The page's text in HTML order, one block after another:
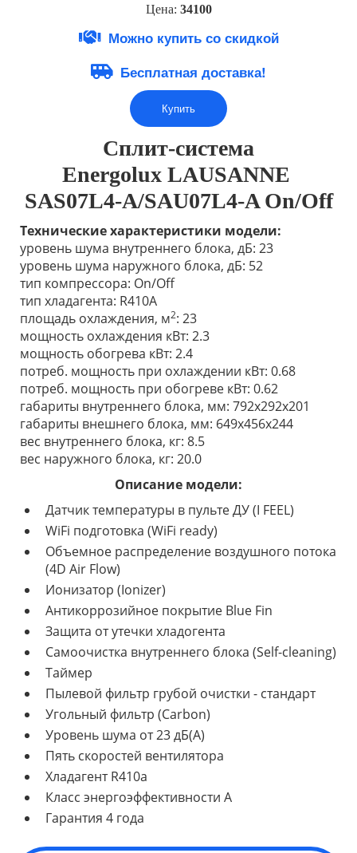
Цена: 34100
Можно купить со скидкой
Бесплатная доставка!
Купить
Сплит-система
Energolux LAUSANNE
SAS07L4-A/SAU07L4-A On/Off
Технические характеристики модели:
уровень шума внутреннего блока, дБ: 23
уровень шума наружного блока, дБ: 52
тип компрессора: On/Off
тип хладагента: R410A
площадь охлаждения, м2: 23
мощность охлаждения кВт: 2.3
мощность обогрева кВт: 2.4
потреб. мощность при охлаждении кВт: 0.68
потреб. мощность при обогреве кВт: 0.62
габариты внутреннего блока, мм: 792x292x201
габариты внешнего блока, мм: 649х456х244
вес внутреннего блока, кг: 8.5
вес наружного блока, кг: 20.0
Описание модели:
Датчик температуры в пульте ДУ (I FEEL)
WiFi подготовка (WiFi ready)
Объемное распределение воздушного потока
(4D Air Flow)
Ионизатор (Ionizer)
Антикоррозийное покрытие Blue Fin
Защита от утечки хладогента
Самоочистка внутреннего блока (Self-cleaning)
Таймер
Пылевой фильтр грубой очистки - стандарт
Угольный фильтр (Carbon)
Уровень шума от 23 дБ(А)
Пять скоростей вентилятора
Хладагент R410a
Класс энергоэффективности A
Гарантия 4 года